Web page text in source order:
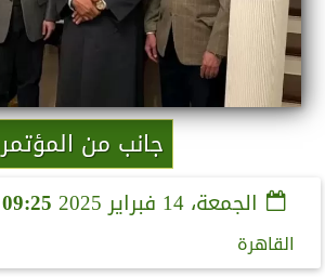
جانب من المؤتمر
الجمعة، 14 فبراير 2025 09:25 مـ
القاهرة